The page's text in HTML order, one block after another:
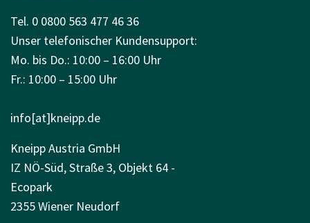
Tel. 0 0800 563 477 46 36
Unser telefonischer Kundensupport:
Mo. bis Do.: 10:00 – 16:00 Uhr
Fr.: 10:00 – 15:00 Uhr
info[at]kneipp.de
Kneipp Austria GmbH
IZ NÖ-Süd, Straße 3, Objekt 64 -
Ecopark
2355 Wiener Neudorf